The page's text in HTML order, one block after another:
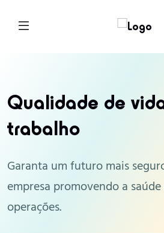
Qualidade de
trabalho
Garanta um futuro mais
empresa promovendo a saúde
operações.